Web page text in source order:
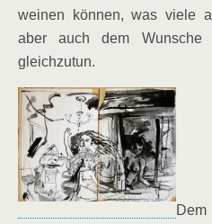
weinen können, was viele
aber auch dem Wunsche
gleichzutun.